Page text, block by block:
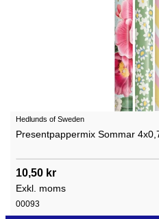
Hedlunds of Sweden
Presentpappermix Sommar
10,50 kr
Exkl. moms
00093